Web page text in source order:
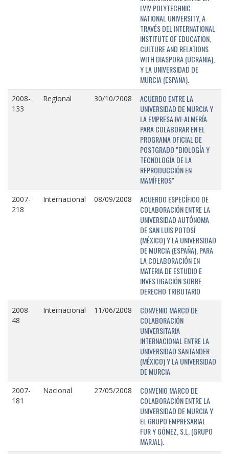
LVIV POLYTECHNIC
NATIONAL UNIVERSITY, A
TRAVÉS DEL INTERNATIONAL
INSTITUTE OF EDUCATION,
CULTURE AND RELATIONS
WITH DIASPORA (UCRANIA),
Y LA UNIVERSIDAD DE
MURCIA (ESPAÑA).
2008-
133
Regional 30/10/2008
ACUERDO ENTRE LA
UNIVERSIDAD DE MURCIA Y
LA EMPRESA IVI-ALMERÍA
PARA COLABORAR EN EL
PROGRAMA OFICIAL DE
POSTGRADO "BIOLOGÍA Y
TECNOLOGÍA DE LA
REPRODUCCIÓN EN
MAMÍFEROS"
2007-
218
Internacional 08/09/2008
ACUERDO ESPECÍFICO DE
COLABORACIÓN ENTRE LA
UNIVERSIDAD AUTÓNOMA
DE SAN LUIS POTOSÍ
(MÉXICO) Y LA UNIVERSIDAD
DE MURCIA (ESPAÑA), PARA
LA COLABORACIÓN EN
MATERIA DE ESTUDIO E
INVESTIGACIÓN SOBRE
DERECHO TRIBUTARIO
2008-
48
Internacional 11/06/2008
CONVENIO MARCO DE
COLABORACIÓN
UNIVERSITARIA
INTERNACIONAL ENTRE LA
UNIVERSIDAD SANTANDER
(MÉXICO) Y LA UNIVERSIDAD
DE MURCIA
2007-
181
Nacional 27/05/2008
CONVENIO MARCO DE
COLABORACIÓN ENTRE LA
UNIVERSIDAD DE MURCIA Y
EL GRUPO EMPRESARIAL
FUR Y GÓMEZ, S.L. (GRUPO
MARJAL).